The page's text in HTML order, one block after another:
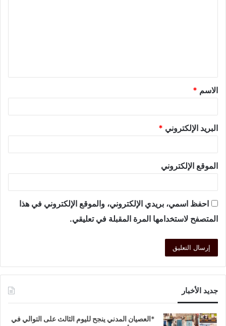
الاسم *
البريد الإلكتروني *
الموقع الإلكتروني
احفظ اسمي، بريدي الإلكتروني، والموقع الإلكتروني في هذا
المتصفح لاستخدامها المرة المقبلة في تعليقي.
جديد الأخبار
*العصيان المدني ينجح لليوم الثالث على التوالي في